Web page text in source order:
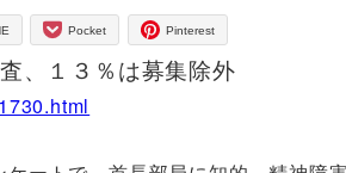
Pocket Pinterest
、１３％は募集除外